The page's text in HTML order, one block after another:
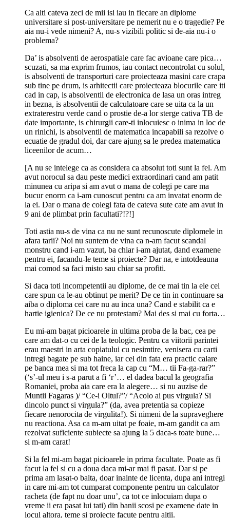
Ca alti cateva zeci de mii isi iau in fiecare an diplome
universitare si post-universitare pe nemerit nu e o tragedie? Pe
aia nu-i vede nimeni? A, nu-s vizibili politic si de-aia nu-i o
problema?
Da’ is absolventi de aerospatiale care fac avioane care pica…
scuzati, sa ma exprim frumos, iau contact necontrolat cu solul,
is absolventi de transporturi care proiecteaza masini care crapa
sub tine pe drum, is arhitectii care proiecteaza blocurile care iti
cad in cap, is absolventii de electronica de lasa un oras intreg
in bezna, is absolventii de calculatoare care se uita ca la un
extraterestru verde cand o prostie de-a lor sterge cativa TB de
date importante, is chirurgii care-ti inlocuiesc o inima in loc de
un rinichi, is absolventii de matematica incapabili sa rezolve o
ecuatie de gradul doi, dar care ajung sa le predea matematica
liceenilor de acum…
[A nu se intelege ca as considera ca absolut toti sunt la fel. Am
avut norocul sa dau peste medici extraordinari cand am patit
minunea cu aripa si am avut o mana de colegi pe care ma
bucur enorm ca i-am cunoscut pentru ca am invatat enorm de
la ei. Dar o mana de colegi fata de cateva sute cate am avut in
9 ani de plimbat prin facultati?!?!]
Toti astia nu-s de vina ca nu ne sunt recunoscute diplomele in
afara tarii? Noi nu suntem de vina ca n-am facut scandal
monstru cand i-am vazut, ba chiar i-am ajutat, dand examene
pentru ei, facandu-le teme si proiecte? Dar na, e intotdeauna
mai comod sa faci misto sau chiar sa profiti.
Si daca toti incompetentii au diplome, de ce mai tin la ele cei
care spun ca le-au obtinut pe merit? De ce tin in continuare sa
aiba o diploma cei care nu au inca una? Cand e stabilit ca e
hartie igienica? De ce nu protestam? Mai des si mai cu forta…
Eu mi-am bagat picioarele in ultima proba de la bac, cea pe
care am dat-o cu cei de la teologic. Pentru ca viitorii parintei
erau maestri in arta copiatului cu nesimtire, venisera cu carti
intregi bagate pe sub haine, iar cel din fata era practic calare
pe banca mea si ma tot freca la cap cu “M… tii Fa-ga-rar?”
(‘s’-ul meu i s-a parut a fi ‘r’… el dadea bacul la geografia
Romaniei, proba aia care era la alegere… si nu auzise de
Muntii Fagaras )/ “Ce-i Oltul?”/ “Acolo ai pus virgula? Si
dincolo punct si virgula?” (da, avea pretentia sa copieze
fiecare nenorocita de virgulita!). Si nimeni de la supraveghere
nu reactiona. Asa ca m-am uitat pe foaie, m-am gandit ca am
rezolvat suficiente subiecte sa ajung la 5 daca-s toate bune…
si m-am carat!
Si la fel mi-am bagat picioarele in prima facultate. Poate as fi
facut la fel si cu a doua daca mi-ar mai fi pasat. Dar si pe
prima am lasat-o balta, doar inainte de licenta, dupa ani intregi
in care mi-am tot cumparat componente pentru un calculator
racheta (de fapt nu doar unu’, ca tot ce inlocuiam dupa o
vreme ii era pasat lui tati) din banii scosi pe examene date in
locul altora, teme si proiecte facute pentru altii.